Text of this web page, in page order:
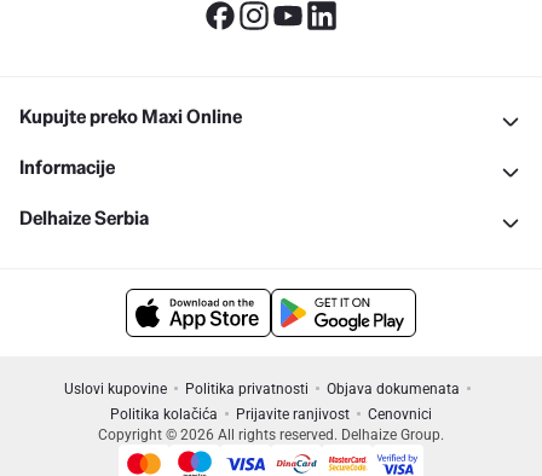
Kupujte preko Maxi Online
Informacije
Delhaize Serbia
Uslovi kupovine Politika privatnosti
Objava dokumenata
Politika kolačića
Prijavite ranjivost
Cenovnici
Copyright © 2026 All rights reserved. Delhaize Group.